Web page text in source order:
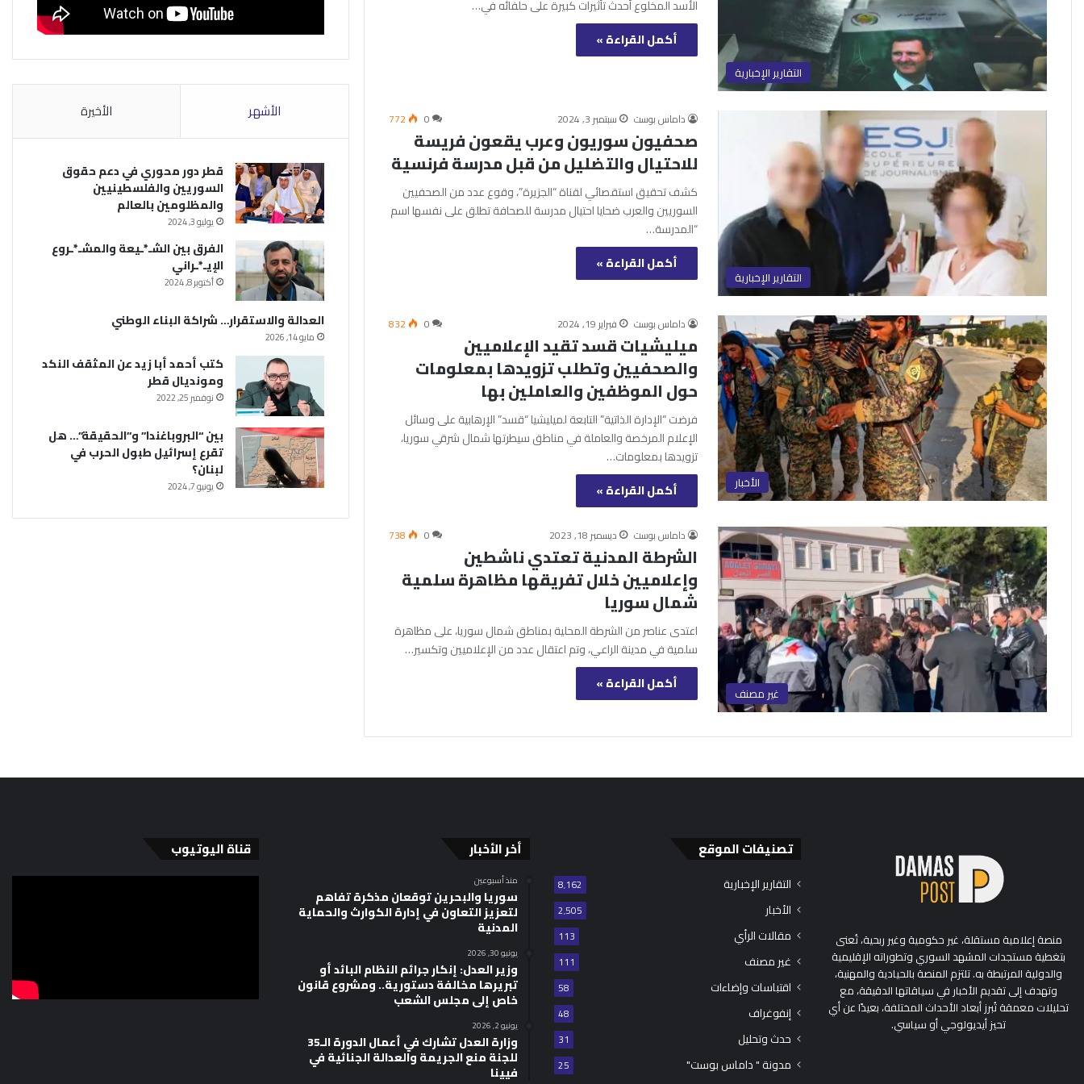
التقارير الإخبارية
الأسد المخلوع أحدث تأثيرات كبيرة على حلفائه في…
أكمل القراءة »
التقارير الإخبارية
داماس بوست سبتمبر 3, 2024 0
772
صحفيون سوريون وعرب يقعون فريسة
للاحتيال والتضليل من قبل مدرسة فرنسية
كشف تحقيق استقصائي لقناة “الجزيرة”، وقوع عدد من الصحفيين
السوريين والعرب ضحايا احتيال مدرسة للصحافة تطلق على نفسها اسم
“المدرسة…
أكمل القراءة »
الأخبار
داماس بوست فبراير 19, 2024 0
832
ميليشيات قسد تقيد الإعلاميين
والصحفيين وتطلب تزويدها بمعلومات
حول الموظفين والعاملين بها
فرضت “الإدارة الذاتية” التابعة لميليشيا “قسد” الإرهابية على وسائل
الإعلام المرخصة والعاملة في مناطق سيطرتها شمال شرقي سوريا،
تزويدها بمعلومات…
أكمل القراءة »
غير مصنف
داماس بوست ديسمبر 18, 2023 0
738
الشرطة المدنية تعتدي ناشطين
وإعلاميين خلال تفريقها مظاهرة سلمية
شمال سوريا
اعتدى عناصر من الشرطة المحلية بمناطق شمال سوريا، على مظاهرة
سلمية في مدينة الراعي، وتم اعتقال عدد من الإعلاميين وتكسير…
أكمل القراءة »
الأشهر الأخيرة
قطر دور محوري في دعم حقوق
السوريين والفلسطينيين
والمظلومين بالعالم
يوليو 3, 2024
الفرق بين الشـ*ـيعة والمشـ*ـروع
الإيـ*ـراني
أكتوبر 8, 2024
العدالة والاستقرار… شراكة البناء الوطني
مايو 14, 2026
كتب أحمد أبا زيد عن المثقف النكد
ومونديال قطر
نوفمبر 25, 2022
بين “البروباغندا” و”الحقيقة”… هل
تقرع إسرائيل طبول الحرب في
لبنان؟
يونيو 7, 2024
منصة إعلامية مستقلة، غير حكومية وغير ربحية، تُعنى
بتغطية مستجدات المشهد السوري وتطوراته الإقليمية
والدولية المرتبطة به. تلتزم المنصة بالحيادية والمهنية،
وتهدف إلى تقديم الأخبار في سياقاتها الدقيقة، مع
تحليلات معمقة تُبرز أبعاد الأحداث المختلفة، بعيدًا عن أي
تحيز أيديولوجي أو سياسي.
تصنيفات الموقع
التقارير الإخبارية 8٬162
الأخبار 2٬505
مقالات الرأي 113
غير مصنف 111
اقتباسات وإضاءات 58
إنفوغراف 48
حدث وتحليل 31
مدونة " داماس بوست" 25
أخر الأخبار
منذ أسبوعين
سوريا والبحرين توقعان مذكرة تفاهم
لتعزيز التعاون في إدارة الكوارث والحماية
المدنية
يونيو 30, 2026
وزير العدل: إنكار جرائم النظام البائد أو
تبريرها مخالفة دستورية.. ومشروع قانون
خاص إلى مجلس الشعب
يونيو 2, 2026
وزارة العدل تشارك في أعمال الدورة الـ35
للجنة منع الجريمة والعدالة الجنائية في
فيينا
قناة اليوتيوب